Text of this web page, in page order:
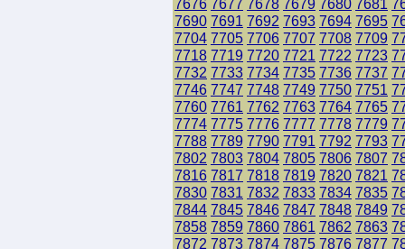
7676 7677 7678 7679 7680 7681
7690 7691 7692 7693 7694 7695
7704 7705 7706 7707 7708 7709
7718 7719 7720 7721 7722 7723
7732 7733 7734 7735 7736 7737
7746 7747 7748 7749 7750 7751
7760 7761 7762 7763 7764 7765
7774 7775 7776 7777 7778 7779
7788 7789 7790 7791 7792 7793
7802 7803 7804 7805 7806 7807
7816 7817 7818 7819 7820 7821
7830 7831 7832 7833 7834 7835
7844 7845 7846 7847 7848 7849
7858 7859 7860 7861 7862 7863
7872 7873 7874 7875 7876 7877